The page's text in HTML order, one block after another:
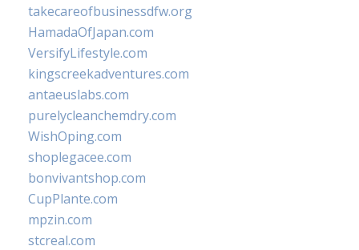
takecareofbusinessdfw.org
HamadaOfJapan.com
VersifyLifestyle.com
kingscreekadventures.com
antaeuslabs.com
purelycleanchemdry.com
WishOping.com
shoplegacee.com
bonvivantshop.com
CupPlante.com
mpzin.com
stcreal.com